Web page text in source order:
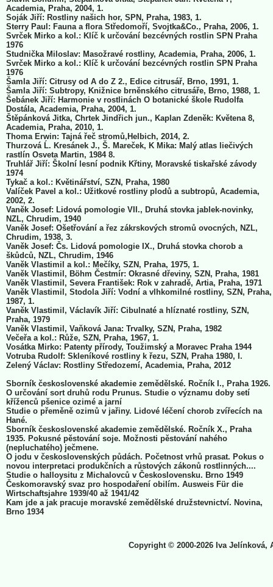
Academia, Praha, 2004, 1.
Soják Jiří: Rostliny našich hor, SPN, Praha, 1983, 1.
Sterry Paul: Fauna a flora Středomoří, Svojtka&Co., Praha, 2006, 1.
Svrček Mirko a kol.: Klíč k určování bezcévných rostlin SPN Praha
1976
Studnička Miloslav: Masožravé rostliny, Academia, Praha, 2006, 1.
Svrček Mirko a kol.: Klíč k určování bezcévných rostlin SPN Praha
1976
Šamla Jiří: Citrusy od A do Z 2., Edice citrusář, Brno, 1991, 1.
Šamla Jiří: Subtropy, Knižnice brněnského citrusáře, Brno, 1988, 1.
Šebánek Jiří: Harmonie v rostlinách O botanické škole Rudolfa
Dostála, Academia, Praha, 2004, 1.
Štěpánková Jitka, Chrtek Jindřich jun., Kaplan Zdeněk: Květena 8,
Academia, Praha, 2010, 1.
Thoma Erwin: Tajná řeč stromů,Helbich, 2014, 2.
Thurzová Ĺ. Kresánek J., Š. Mareček, K Mika: Malý atlas liečivých
rastlín Osveta Martin, 1984 8.
Truhlář Jiří: Školní lesní podnik Křtiny, Moravské tiskařské závody
1974
Tykač a kol.: Květinářství, SZN, Praha, 1980
Valíček Pavel a kol.: Užitkové rostliny plodů a subtropů, Academia,
2002, 2.
Vaněk Josef: Lidová pomologie VII., Druhá stovka jablek-novinky,
NZL, Chrudim, 1940
Vaněk Josef: Ošetřování a řez zákrskových stromů ovocných, NZL,
Chrudim, 1938, 3.
Vaněk Josef: Čs. Lidová pomologie IX., Druhá stovka chorob a
škůdců, NZL, Chrudim, 1946
Vaněk Vlastimil a kol.: Mečíky, SZN, Praha, 1975, 1.
Vaněk Vlastimil, Böhm Čestmír: Okrasné dřeviny, SZN, Praha, 1981
Vaněk Vlastimil, Severa František: Rok v zahradě, Artia, Praha, 1971
Vaněk Vlastimil, Stodola Jiří: Vodní a vlhkomilné rostliny, SZN, Praha,
1987, 1.
Vaněk Vlastimil, Václavík Jiří: Cibulnaté a hlíznaté rostliny, SZN,
Praha, 1979
Vaněk Vlastimil, Vaňková Jana: Trvalky, SZN, Praha, 1982
Večeřa a kol.: Růže, SZN, Praha, 1967, 1.
Vosátka Mirko: Patenty přírody, Toužimský a Moravec Praha 1944
Votruba Rudolf: Skleníkové rostliny k řezu, SZN, Praha 1980, I.
Zelený Václav: Rostliny Středozemí, Academia, Praha, 2012
Sborník československé akademie zemědělské. Ročník I., Praha 1926.
O určování sort druhů rodu Prunus. Studie o významu doby setí
kříženců pšenice ozimé a jarní
Studie o přeměně ozimů v jařiny. Lidové léčení chorob zvířecích na
Hané.
Sborník československé akademie zemědělské. Ročník X., Praha
1935. Pokusné pěstování soje. Možnosti pěstování nahého
(nepluchatého) ječmene.
O jodu v československých půdách. Početnost vrhů prasat. Pokus o
novou interpretaci produkčních a růstových zákonů rostlinných....
Studie o halloysitu z Michalovců v Československu. Brno 1949
Českomoravský svaz pro hospodaření obilím. Ausweis Für die
Wirtschaftsjahre 1939/40 až 1941/42
Kam jde a jak pracuje moravské zemědělské družstevnictví. Novina,
Brno 1934
Copyright © 2000-2026 Iva Jelínková,